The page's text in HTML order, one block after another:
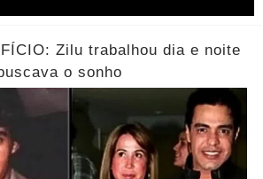
Zilu trabalhou dia e noite
o sonho